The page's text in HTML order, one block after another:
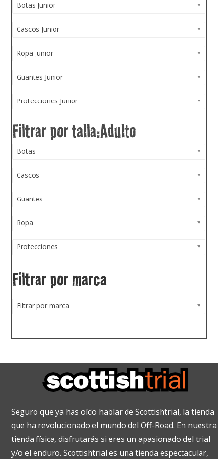
Botas Junior
Cascos Junior
Ropa Junior
Guantes Junior
Protecciones Junior
Botas
Cascos
Guantes
Ropa
Protecciones
Filtrar por marca
Filtrar por marca
Seguro que ya has oído hablar de Scottishtrial, la tienda
que ha revolucionado el mundo del Off-Road. En nuestra
tienda física, disfrutarás si eres un apasionado del trial
y/o el enduro. Scottishtrial es una tienda espectacular,